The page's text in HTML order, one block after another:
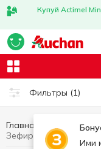
Купуй Actimel
Фильтры (1)
Ими
Главная Сладости
Зефир, мармелад Fini